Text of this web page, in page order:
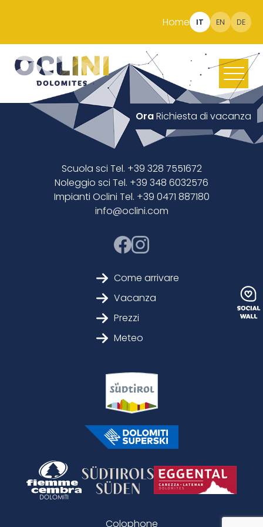
Home IT EN DE
OraRichiesta di vacanza
Scuola sci Tel. +39 328 7551672
Noleggio sci Tel. +39 348 6032576
Impianti Oclini Tel. +39 0471 887180
info@oclini.com
Come arrivare
Vacanza
Prezzi
Meteo
Colophone